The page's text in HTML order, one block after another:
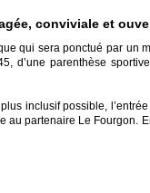
conviviale et
qui sera ponctué par un
d’une parenthèse
inclusif possible,
au partenaire Le Fourgon.